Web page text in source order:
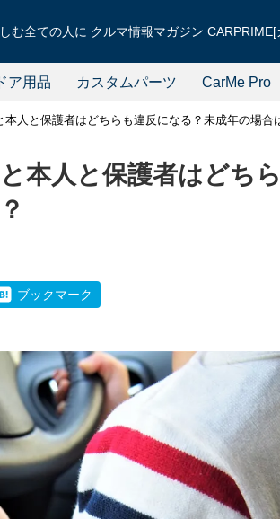
む全ての人に クルマ情報マガジン CARPRIME[
ア用品 カスタムパーツ CarMe Pro
人と保護者はどちらも違反になる？未成年の場合
本人と保護者はどち
ブックマーク